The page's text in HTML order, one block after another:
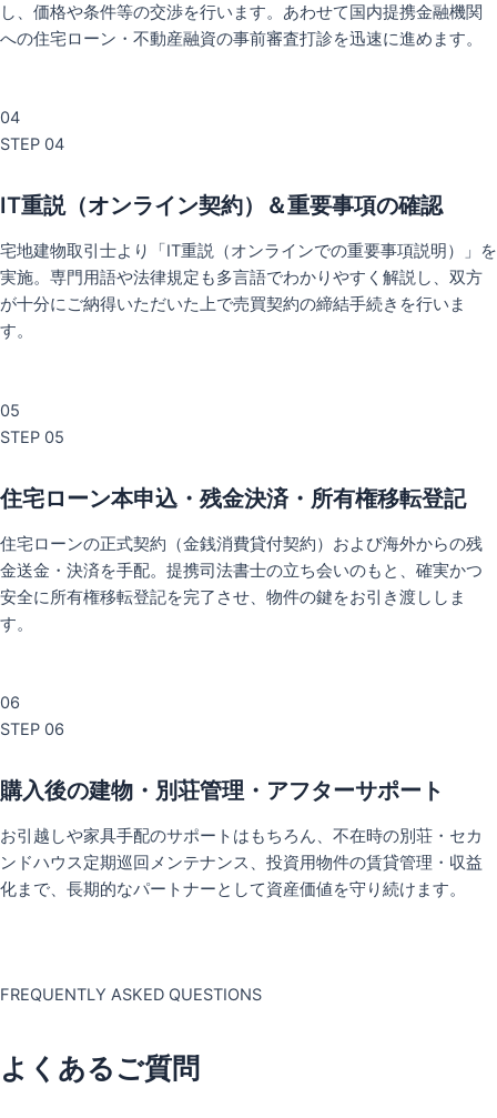
し、価格や条件等の交渉を行います。あわせて国内提携金融機関
への住宅ローン・不動産融資の事前審査打診を迅速に進めます。
04
STEP 04
IT重説（オンライン契約）＆重要事項の確認
宅地建物取引士より「IT重説（オンラインでの重要事項説明）」を
実施。専門用語や法律規定も多言語でわかりやすく解説し、双方
が十分にご納得いただいた上で売買契約の締結手続きを行いま
す。
05
STEP 05
住宅ローン本申込・残金決済・所有権移転登記
住宅ローンの正式契約（金銭消費貸付契約）および海外からの残
金送金・決済を手配。提携司法書士の立ち会いのもと、確実かつ
安全に所有権移転登記を完了させ、物件の鍵をお引き渡ししま
す。
06
STEP 06
購入後の建物・別荘管理・アフターサポート
お引越しや家具手配のサポートはもちろん、不在時の別荘・セカ
ンドハウス定期巡回メンテナンス、投資用物件の賃貸管理・収益
化まで、長期的なパートナーとして資産価値を守り続けます。
FREQUENTLY ASKED QUESTIONS
よくあるご質問